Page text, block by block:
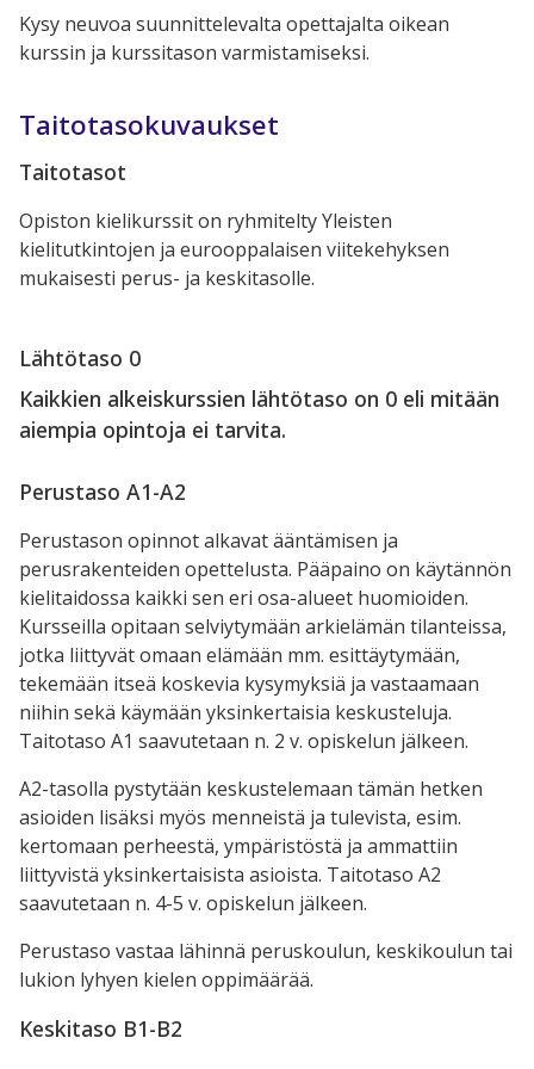
Kysy neuvoa suunnittelevalta opettajalta oikean
kurssin ja kurssitason varmistamiseksi.
Taitotasokuvaukset
Taitotasot
Opiston kielikurssit on ryhmitelty Yleisten
kielitutkintojen ja eurooppalaisen viitekehyksen
mukaisesti perus- ja keskitasolle.
Lähtötaso 0
Kaikkien alkeiskurssien lähtötaso on 0 eli mitään
aiempia opintoja ei tarvita.
Perustaso A1-A2
Perustason opinnot alkavat ääntämisen ja
perusrakenteiden opettelusta. Pääpaino on käytännön
kielitaidossa kaikki sen eri osa-alueet huomioiden.
Kursseilla opitaan selviytymään arkielämän tilanteissa,
jotka liittyvät omaan elämään mm. esittäytymään,
tekemään itseä koskevia kysymyksiä ja vastaamaan
niihin sekä käymään yksinkertaisia keskusteluja.
Taitotaso A1 saavutetaan n. 2 v. opiskelun jälkeen.
A2-tasolla pystytään keskustelemaan tämän hetken
asioiden lisäksi myös menneistä ja tulevista, esim.
kertomaan perheestä, ympäristöstä ja ammattiin
liittyvistä yksinkertaisista asioista. Taitotaso A2
saavutetaan n. 4-5 v. opiskelun jälkeen.
Perustaso vastaa lähinnä peruskoulun, keskikoulun tai
lukion lyhyen kielen oppimäärää.
Keskitaso B1-B2